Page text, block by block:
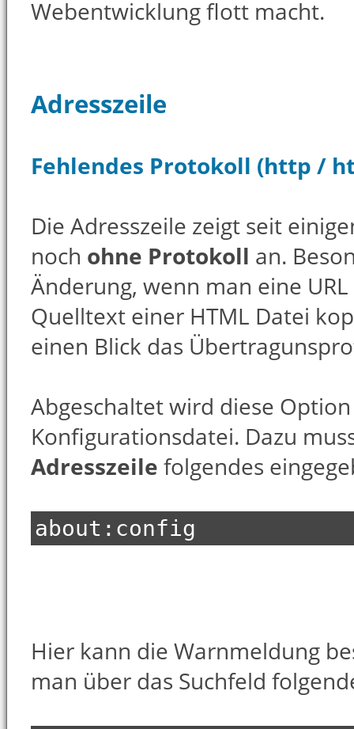
Webentwicklung flott macht.
Adresszeile
Fehlendes Protokoll (http /
Die Adresszeile zeigt seit
noch ohne Protokoll an.
Änderung, wenn man eine
Quelltext einer HTML Datei
einen Blick das
Abgeschaltet wird diese
Konfigurationsdatei. Dazu
Adresszeile folgendes
about:config
Hier kann die Warnmeldung
man über das Suchfeld